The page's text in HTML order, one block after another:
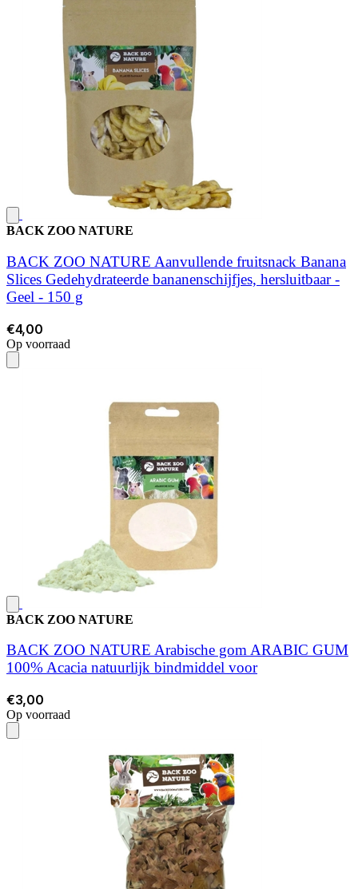
BACK ZOO NATURE
BACK ZOO NATURE Aanvullende fruitsnack Banana
Slices Gedehydrateerde bananenschijfjes, hersluitbaar -
Geel - 150 g
€4,00
Op voorraad
BACK ZOO NATURE
BACK ZOO NATURE Arabische gom ARABIC GUM
100% Acacia natuurlijk bindmiddel voor
€3,00
Op voorraad